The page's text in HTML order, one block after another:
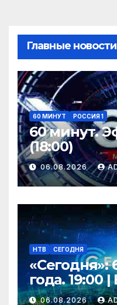
Главные новости
60 МИНУТ РОССИЯ 1
60 минут.
(18:00)
06.08.2026
НТВ СЕГОДНЯ
«Сегодня»:
года. 19:00
новостей |
06.08.2026